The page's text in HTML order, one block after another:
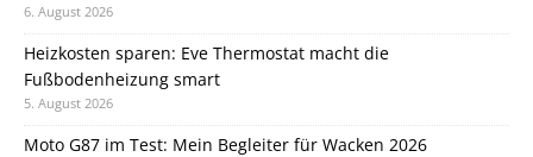
6. August 2026
Heizkosten sparen: Eve Thermostat macht die
Fußbodenheizung smart
5. August 2026
Moto G87 im Test: Mein Begleiter für Wacken 2026